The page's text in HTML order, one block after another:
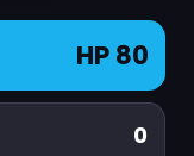
HP 80
0